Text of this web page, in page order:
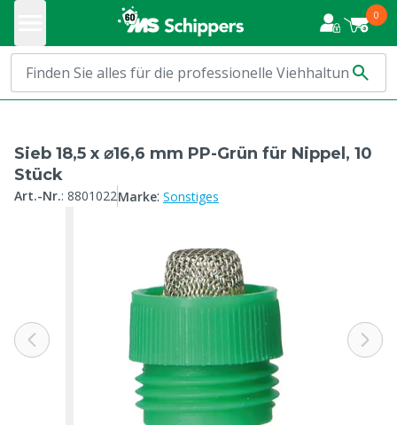
0
Sieb 18,5 x ⌀16,6 mm PP-Grün für Nippel, 10
Stück
Art.-Nr.: 8801022Marke: Sonstiges